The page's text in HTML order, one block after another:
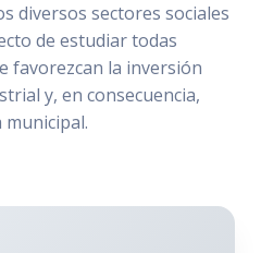
diversos sectores sociales
de estudiar todas
favorezcan la inversión
y, en consecuencia,